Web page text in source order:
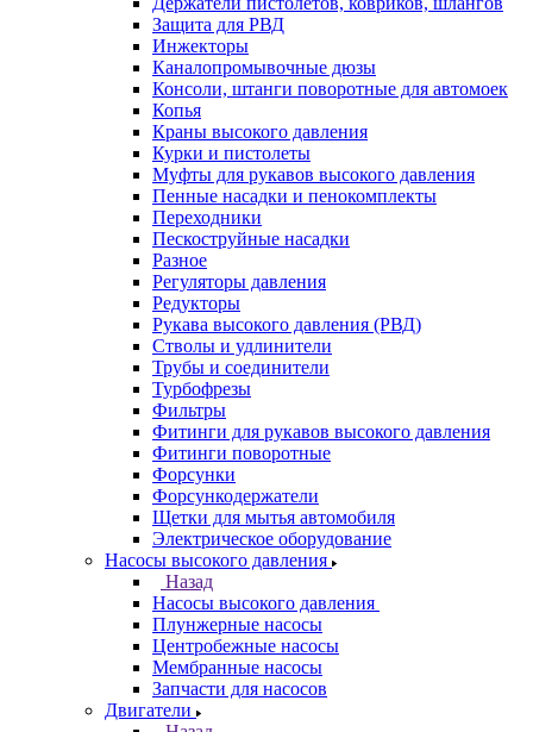
Защита для РВД
Инжекторы
Каналопромывочные дюзы
Консоли, штанги поворотные для автомоек
Копья
Краны высокого давления
Курки и пистолеты
Муфты для рукавов высокого давления
Пенные насадки и пенокомплекты
Переходники
Пескоструйные насадки
Разное
Регуляторы давления
Редукторы
Рукава высокого давления (РВД)
Стволы и удлинители
Трубы и соединители
Турбофрезы
Фильтры
Фитинги для рукавов высокого давления
Фитинги поворотные
Форсунки
Форсункодержатели
Щетки для мытья автомобиля
Электрическое оборудование
Насосы высокого давления
Назад
Насосы высокого давления
Плунжерные насосы
Центробежные насосы
Мембранные насосы
Запчасти для насосов
Двигатели